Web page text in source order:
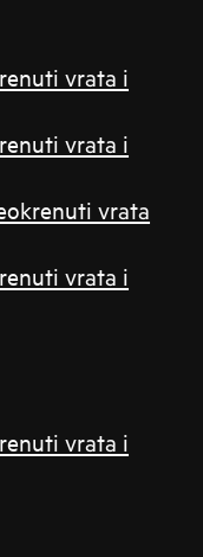
vrata i
vrata i
vrata
vrata i
vrata i